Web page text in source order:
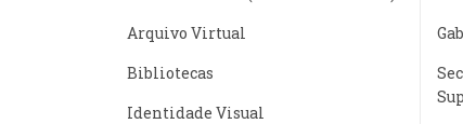
Arquivo Virtual
Bibliotecas
Identidade Visual